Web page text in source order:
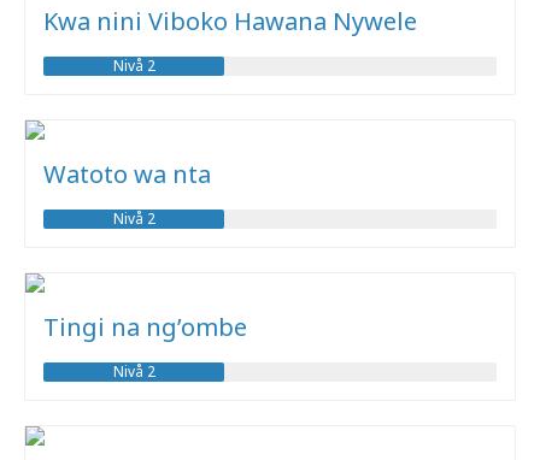
Kwa nini Viboko Hawana Nywele
Nivå 2
Watoto wa nta
Nivå 2
Tingi na ng’ombe
Nivå 2